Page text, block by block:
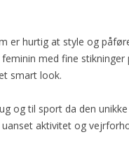
er hurtig at style og
med fine
smart look.
og til sport da den unikke
aktivitet og